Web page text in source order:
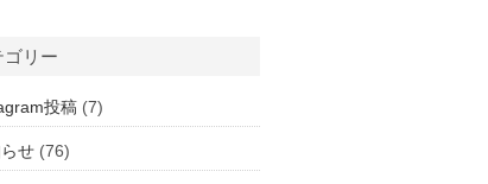
ゴリー
投稿 (7)
せ (76)